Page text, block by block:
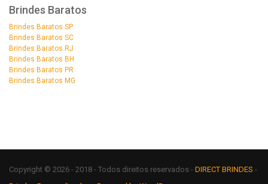
Brindes Baratos
Brindes Baratos SP
Brindes Baratos SC
Brindes Baratos RJ
Brindes Baratos BH
Brindes Baratos PR
Brindes Baratos MG
Copyright © 2026 - 2018 - Todos direitos reservados - DIRECT BRINDES -